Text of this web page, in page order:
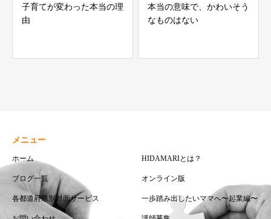
子育てが変わった本当の理
由
本当の意味で、かわいそう
なものはない
メニュー
ホーム HIDAMARIとは？
ブログ一覧 オンライン版
各都道府県別対面サービス 一歩踏み出したいママへ〜起業編〜